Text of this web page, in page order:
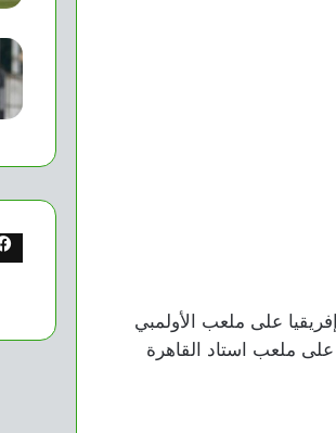
على ملعب الأولمبي
ملعب استاد القاهرة